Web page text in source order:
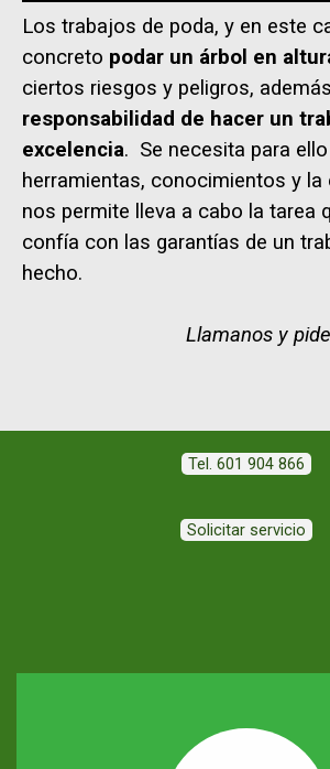
Los trabajos de poda, y en este
concreto podar un árbol en
ciertos riesgos y peligros,
responsabilidad de hacer un
excelencia. Se necesita para
herramientas, conocimientos y la
nos permite lleva a cabo la tarea
confía con las garantías de un
hecho.
Llamanos y
Tel. 601 904 866
Solicitar servicio